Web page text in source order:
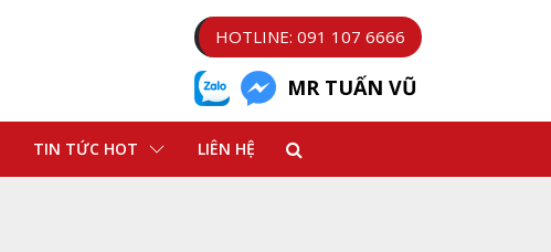
HOTLINE: 091 107 6666
MR TUẤN VŨ
TIN TỨC HOT LIÊN HỆ